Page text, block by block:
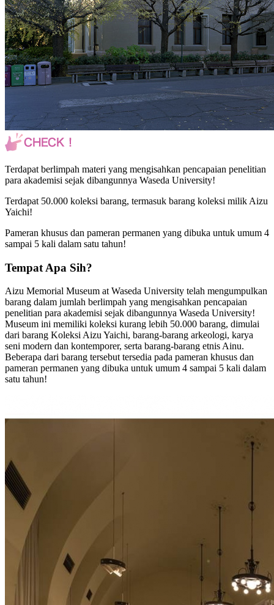
Terdapat berlimpah materi yang mengisahkan pencapaian penelitian
para akademisi sejak dibangunnya Waseda University!
Terdapat 50.000 koleksi barang, termasuk barang koleksi milik Aizu
Yaichi!
Pameran khusus dan pameran permanen yang dibuka untuk umum 4
sampai 5 kali dalam satu tahun!
Tempat Apa Sih?
Aizu Memorial Museum at Waseda University telah mengumpulkan
barang dalam jumlah berlimpah yang mengisahkan pencapaian
penelitian para akademisi sejak dibangunnya Waseda University!
Museum ini memiliki koleksi kurang lebih 50.000 barang, dimulai
dari barang Koleksi Aizu Yaichi, barang-barang arkeologi, karya
seni modern dan kontemporer, serta barang-barang etnis Ainu.
Beberapa dari barang tersebut tersedia pada pameran khusus dan
pameran permanen yang dibuka untuk umum 4 sampai 5 kali dalam
satu tahun!